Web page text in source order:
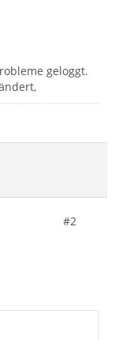
geloggt.
#2